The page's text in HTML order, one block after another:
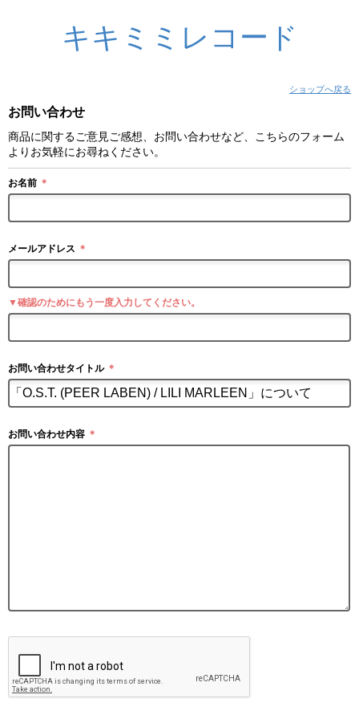
キキミミレコード
ショップへ戻る
お問い合わせ
商品に関するご意見ご感想、お問い合わせなど、こちらのフォーム
よりお気軽にお尋ねください。
お名前 ＊
メールアドレス ＊
▼確認のためにもう一度入力してください。
お問い合わせタイトル ＊
お問い合わせ内容 ＊